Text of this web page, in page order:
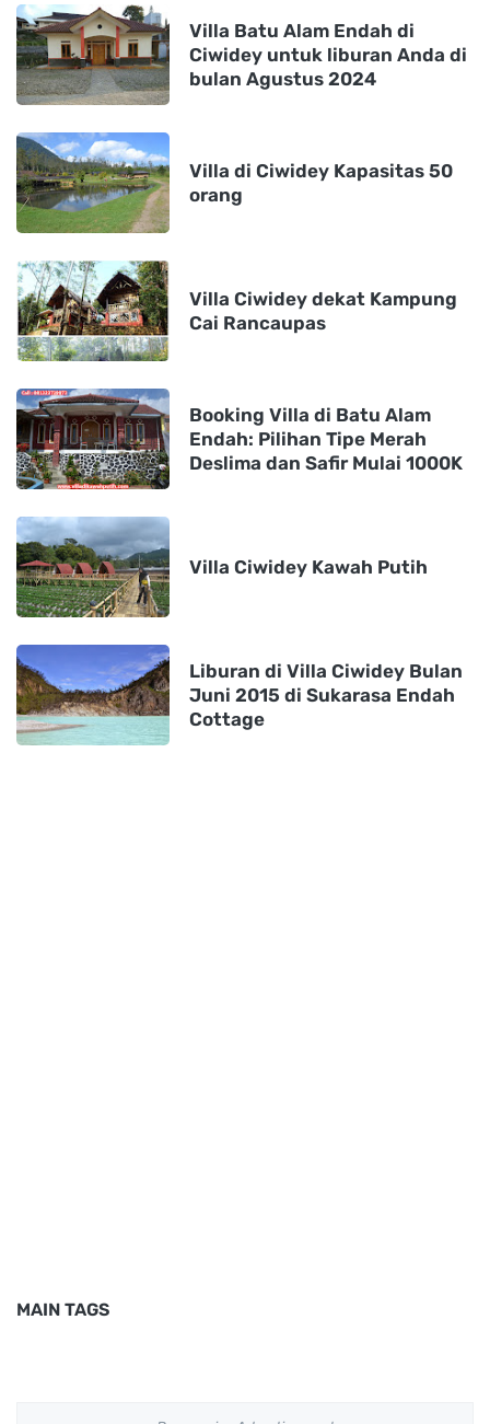
Villa Batu Alam Endah di
Ciwidey untuk liburan Anda di
bulan Agustus 2024
Villa di Ciwidey Kapasitas 50
orang
Villa Ciwidey dekat Kampung
Cai Rancaupas
Booking Villa di Batu Alam
Endah: Pilihan Tipe Merah
Deslima dan Safir Mulai 1000K
Villa Ciwidey Kawah Putih
Liburan di Villa Ciwidey Bulan
Juni 2015 di Sukarasa Endah
Cottage
MAIN TAGS